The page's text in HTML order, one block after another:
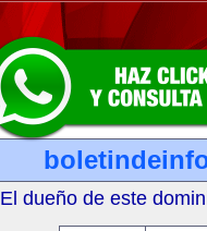
El dueño de este